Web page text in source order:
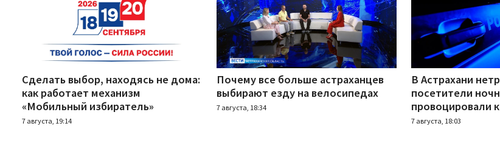
Сделать выбор, находясь не дома:
как работает механизм
«Мобильный избиратель»
7 августа, 19:14
Почему все больше астраханцев
выбирают езду на велосипедах
7 августа, 18:34
В Астрахани
посетители
провоцировали
7 августа, 18:03